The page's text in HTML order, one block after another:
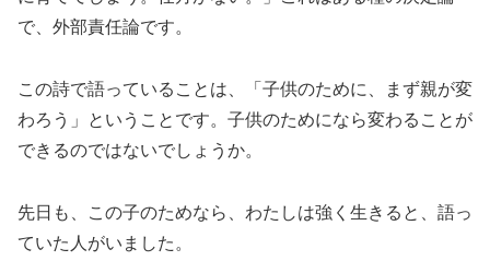
で、外部責任論です。
この詩で語っていることは、「子供のために、まず親が変
わろう」ということです。子供のためになら変わることが
できるのではないでしょうか。
先日も、この子のためなら、わたしは強く生きると、語っ
ていた人がいました。